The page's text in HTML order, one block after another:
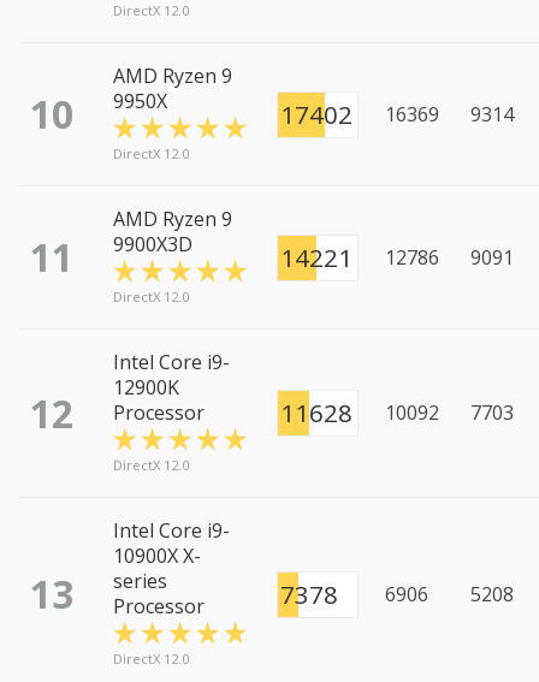
DirectX 12.0
10
AMD Ryzen 9
9950X
DirectX 12.0
17402 16369 9314
11
AMD Ryzen 9
9900X3D
DirectX 12.0
14221 12786 9091
12
Intel Core i9-
12900K
Processor
DirectX 12.0
11628 10092 7703
13
Intel Core i9-
10900X X-
series
Processor
DirectX 12.0
7378 6906 5208